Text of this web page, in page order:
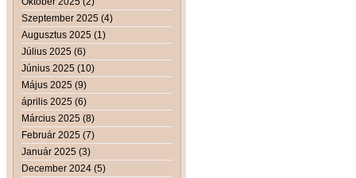
Szeptember 2025 (4)
Augusztus 2025 (1)
Július 2025 (6)
Június 2025 (10)
Május 2025 (9)
április 2025 (6)
Március 2025 (8)
Február 2025 (7)
Január 2025 (3)
December 2024 (5)